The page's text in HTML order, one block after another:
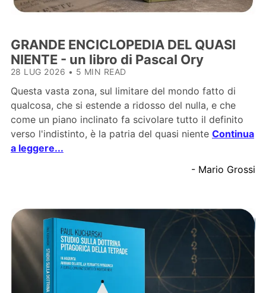
GRANDE ENCICLOPEDIA DEL QUASI
NIENTE - un libro di Pascal Ory
28 LUG 2026 • 5 MIN READ
Questa vasta zona, sul limitare del mondo fatto di
qualcosa, che si estende a ridosso del nulla, e che
come un piano inclinato fa scivolare tutto il definito
verso l'indistinto, è la patria del quasi niente Continua
a leggere...
- Mario Grossi